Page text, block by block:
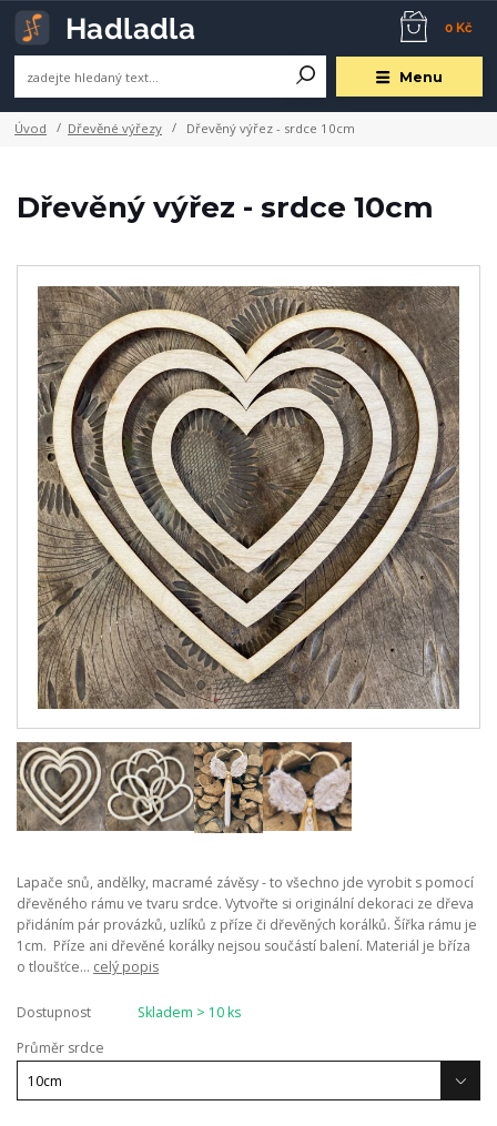
Menu
0 Kč
Úvod Dřevěné výřezy Dřevěný výřez - srdce 10cm
Dřevěný výřez - srdce 10cm
Lapače snů, andělky, macramé závěsy - to všechno jde vyrobit s pomocí
dřevěného rámu ve tvaru srdce. Vytvořte si originální dekoraci ze dřeva
přidáním pár provázků, uzlíků z příze či dřevěných korálků. Šířka rámu je
1cm. Příze ani dřevěné korálky nejsou součástí balení. Materiál je bříza
o tloušťce... celý popis
Dostupnost
Skladem > 10 ks
Průměr srdce